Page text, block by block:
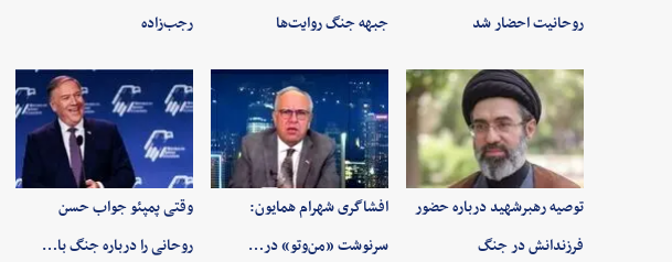
روحانیت احضار شد
جبهه جنگ روایت‌ها
رجب‌زاده
توصیه رهبرشهید درباره حضور
فرزندانش در جنگ
افشاگری شهرام همایون:
سرنوشت «من‌وتو» در…
وقتی پمپئو جواب حسن
روحانی را درباره جنگ با…